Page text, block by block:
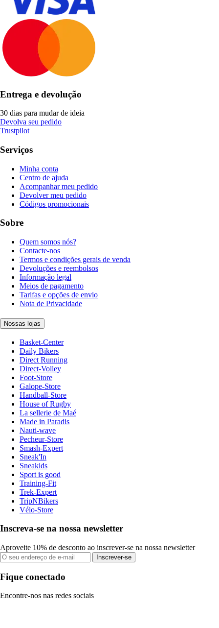
Entrega e devolução
30 dias para mudar de ideia
Devolva seu pedido
Trustpilot
Serviços
Minha conta
Centro de ajuda
Acompanhar meu pedido
Devolver meu pedido
Códigos promocionais
Sobre
Quem somos nós?
Contacte-nos
Termos e condições gerais de venda
Devoluções e reembolsos
Informação legal
Meios de pagamento
Tarifas e opções de envio
Nota de Privacidade
Nossas lojas
Basket-Center
Daily Bikers
Direct Running
Direct-Volley
Foot-Store
Galope-Store
Handball-Store
House of Rugby
La sellerie de Maé
Made in Paradis
Nauti-wave
Pecheur-Store
Smash-Expert
Sneak'In
Sneakids
Sport is good
Training-Fit
Trek-Expert
TripNBikers
Vélo-Store
Inscreva-se na nossa newsletter
Aproveite 10% de desconto ao inscrever-se na nossa newsletter
Inscrever-se
Fique conectado
Encontre-nos nas redes sociais